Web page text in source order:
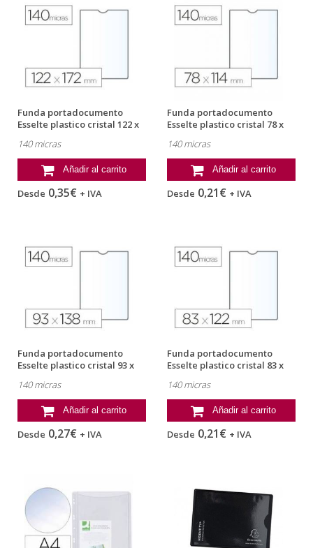
Funda portadocumento
Esselte plastico cristal 122 x
140 micras
Añadir al carrito
Desde 0,35€ + IVA
Funda portadocumento
Esselte plastico cristal 78 x
140 micras
Añadir al carrito
Desde 0,21€ + IVA
Funda portadocumento
Esselte plastico cristal 93 x
140 micras
Añadir al carrito
Desde 0,27€ + IVA
Funda portadocumento
Esselte plastico cristal 83 x
140 micras
Añadir al carrito
Desde 0,21€ + IVA